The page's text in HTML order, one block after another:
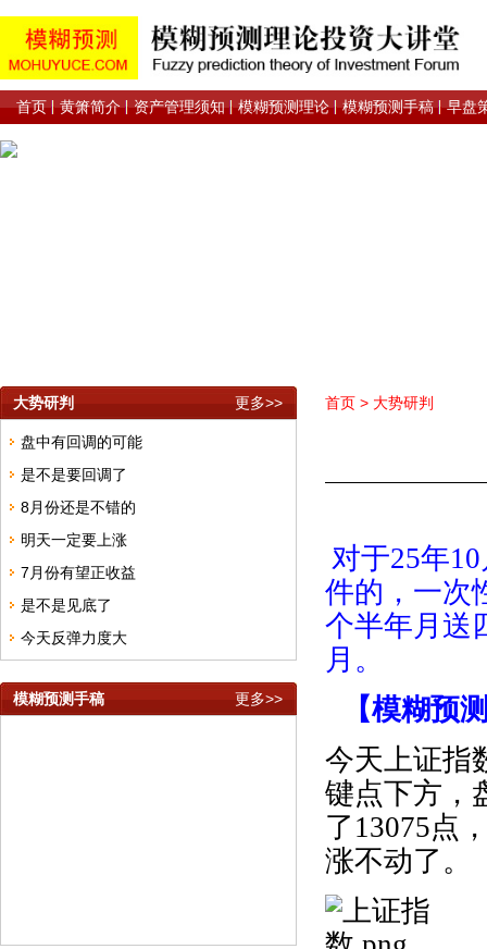
首页 黄箫简介 资产管理须知 模糊预测理论 模糊预测手稿 早盘
大势研判 更多>>
盘中有回调的可能
是不是要回调了
8月份还是不错的
明天一定要上涨
7月份有望正收益
是不是见底了
今天反弹力度大
模糊预测手稿 更多>>
首页 > 大势研判
对于25年
件的，一次
个半年月送
月。
【模糊预
今天上证指
键点下方，
了 13075点
涨不动了。